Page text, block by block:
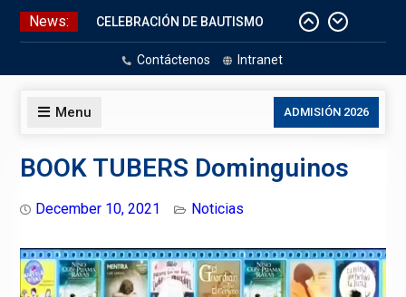
Skip
News:
CELEBRACIÓN DE BAUTISMO
Pizarras Inteligentes
Laboratorios de Cómputo
Contáctenos Intranet
Menu ADMISIÓN 2026
BOOK TUBERS Dominguinos
December 10, 2021 Noticias